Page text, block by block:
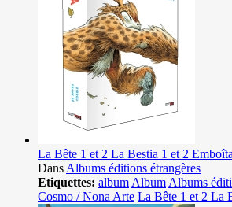
La Bête 1 et 2 La Bestia 1 et 2
Dans Albums éditions étrangères
Etiquettes: album Album Albums
Cosmo / Nona Arte La Bête 1 et 2 La